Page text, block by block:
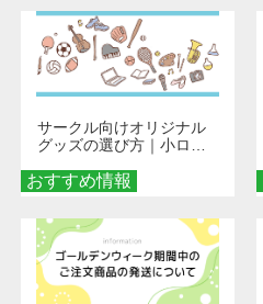
おすすめ情報
サークル向けオリジナル
グッズの選び方｜小ロッ
める秘訣